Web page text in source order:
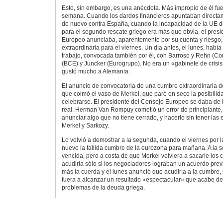
Esto, sin embargo, es una anécdota. Más impropio de él
semana. Cuando los dardos financieros apuntaban
de nuevo contra España, cuando la incapacidad de la UE
para el segundo rescate griego era más que obvia, el
Europeo anunciaba, aparentemente por su cuenta y
extraordinaria para el viernes. Un día antes, el lunes,
trabajo, convocada también por él, con Barroso y Rehn
(BCE) y Juncker (Eurogrupo). No era un «gabinete de
gustó mucho a Alemania.
El anuncio de convocatoria de una cumbre extraordinaria
que colmó el vaso de Merkel, que paró en seco la
celebrarse. El presidente del Consejo Europeo se daba de
real. Herman Van Rompuy cometió un error de
anunciar algo que no tiene cerrado, y hacerlo sin tener las
Merkel y Sarkozy.
Lo volvió a demostrar a la segunda, cuando el viernes por
nuevo la fallida cumbre de la eurozona para mañana. A la
vencida, pero a costa de que Merkel volviera a sacarle los
acudiría sólo si los negociadores lograban un acuerdo
más la cuerda y el lunes anunció que acudiría a la
fuera a alcanzar un resultado «espectacular» que acabe
problemas de la deuda griega.